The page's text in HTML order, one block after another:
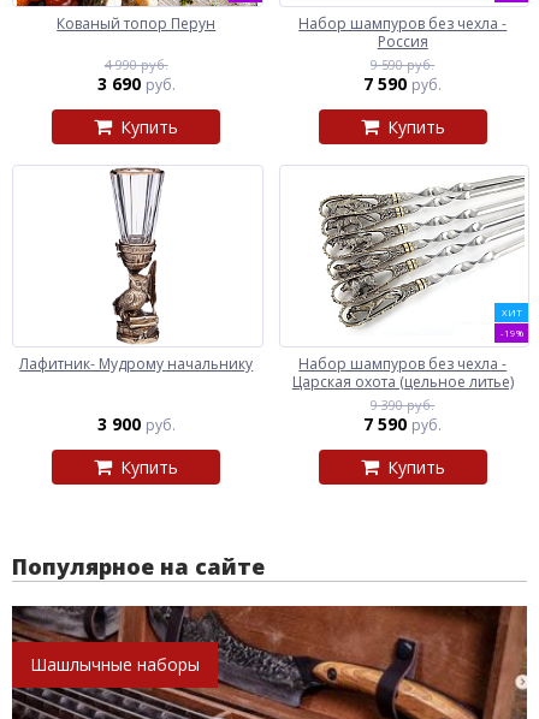
Кованый топор Перун
4 990 руб.
3 690 руб.
Купить
Набор шампуров без чехла -
Россия
9 590 руб.
7 590 руб.
Купить
Лафитник- Мудрому начальнику
3 900 руб.
Купить
ХИТ
-19%
Набор шампуров без чехла -
Царская охота (цельное литье)
9 390 руб.
7 590 руб.
Купить
Популярное на сайте
Шашлычные наборы